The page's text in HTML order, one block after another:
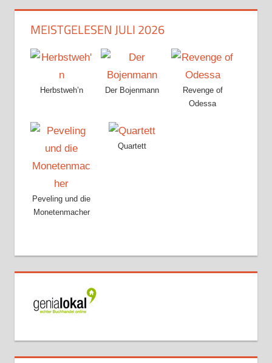
MEISTGELESEN JULI 2026
Herbstweh’n Der Bojenmann
Revenge of
Odessa
Peveling und die
Monetenmacher
Quartett